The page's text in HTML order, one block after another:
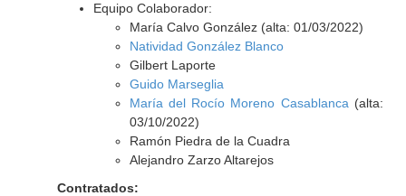
Equipo Colaborador:
María Calvo González (alta: 01/03/2022)
Natividad González Blanco
Gilbert Laporte
Guido Marseglia
María del Rocío Moreno Casablanca (alta:
03/10/2022)
Ramón Piedra de la Cuadra
Alejandro Zarzo Altarejos
Contratados: